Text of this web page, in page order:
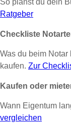
So planst du dein
Ratgeber
Checkliste
Was du beim Notar
kaufen. Zur
Kaufen oder
Wann Eigentum
vergleichen